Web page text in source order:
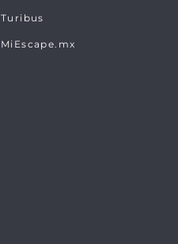
Turibus
MiEscape.mx